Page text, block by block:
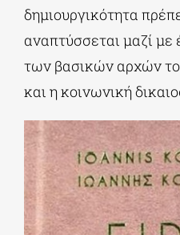
δημιουργικότητα
αναπτύσσεται μαζί
των βασικών αρχών
και η κοινωνική